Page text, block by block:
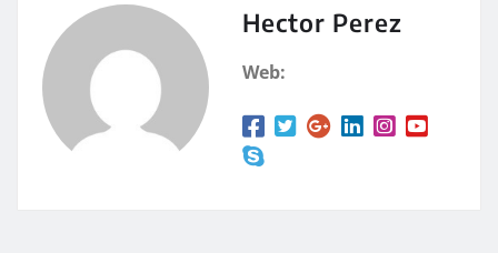
A
p
rt
Hector Perez
Web: